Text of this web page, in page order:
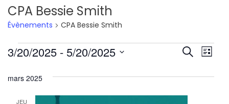
CPA Bessie Smith
Évènements CPA Bessie Smith
Évènements
et
Recherche
Liste
3/20/2025 - 5/20/2025
une
mars 2025
JEU